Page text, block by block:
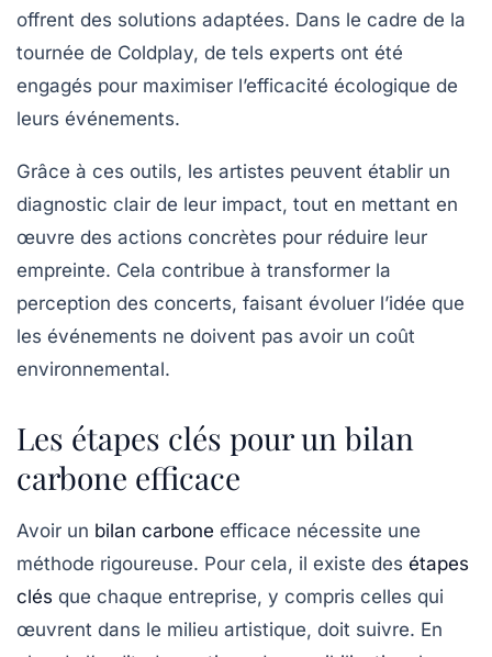
offrent des solutions adaptées. Dans le cadre de la
tournée de Coldplay, de tels experts ont été
engagés pour maximiser l’efficacité écologique de
leurs événements.
Grâce à ces outils, les artistes peuvent établir un
diagnostic clair de leur impact, tout en mettant en
œuvre des actions concrètes pour réduire leur
empreinte. Cela contribue à transformer la
perception des concerts, faisant évoluer l’idée que
les événements ne doivent pas avoir un coût
environnemental.
Les étapes clés pour un bilan
carbone efficace
Avoir un bilan carbone efficace nécessite une
méthode rigoureuse. Pour cela, il existe des étapes
clés que chaque entreprise, y compris celles qui
œuvrent dans le milieu artistique, doit suivre. En